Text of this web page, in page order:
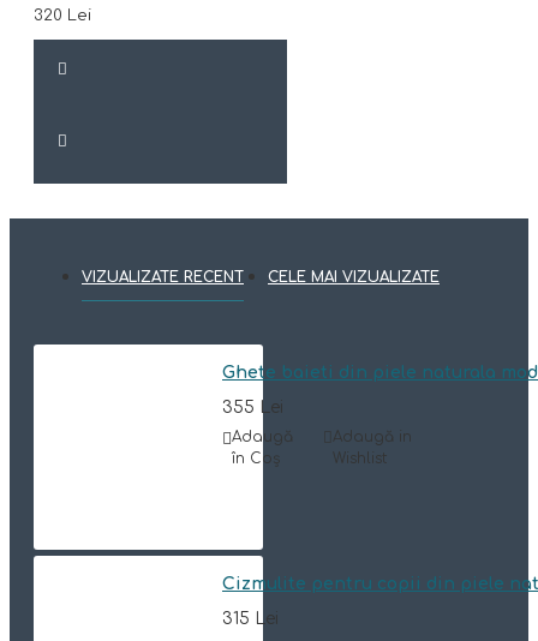
320 Lei
VIZUALIZATE RECENT CELE MAI VIZUALIZATE
Ghete baieti din piele naturala
355 Lei
Adaugă
în Coş
Adaugă in
Wishlist
Cizmulite pentru copii din piele
315 Lei